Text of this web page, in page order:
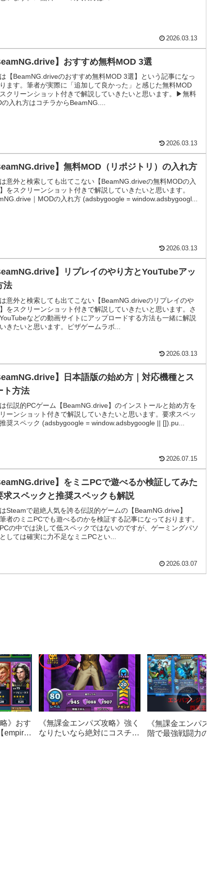
2026.03.13
】おすすめ無料MOD 3選
【BeamNG.driveのおすすめ無料MOD 3選】という記事になっ
ます。筆者が実際に「追加して良かった」と感じた無料MOD
クリーンショット付きで解説していきたいと思います。▶無料
の入れ方はコチラからBeamNG....
2026.03.13
】無料MOD（リポジトリ）の入れ方
意外と検索しても出てこない【BeamNG.driveの無料MODの入
をスクリーンショット付きで解説していきたいと思います。
｜MODの入れ方 (adsbygoogle = window.adsbygoogl...
2026.03.13
】リプレイのやり方とYouTubeアッ
法
意外と検索しても出てこない【BeamNG.driveのリプレイのや
をスクリーンショット付きで解説していきたいと思います。さ
などの動画サイトにアップロードする方法も一緒に解説
きたいと思います。ピザゲームラボ...
2026.03.13
】日本語版の始め方｜対応機種とス
ト方法
伝説的PCゲーム【BeamNG.drive】のインストールと始め方を
ーンショット付きで解説していきたいと思います。要求スペッ
奨スペック (adsbygoogle = window.adsbygoogle || []).pu...
2026.07.15
】をミニPCで遊べるか検証してみた
求スペックと推奨スペックも解説
Steamで超絶人気を誇る伝説的ゲームの【BeamNG.drive】
者のミニPCでも遊べるのかを検証する記事になっております。
の中では決して低スペックではないのですが、ゲーミングパソ
しては確実に力不足なミニPCとい...
2026.03.07
》おす
empires
《無課金エンパズ攻略》強く
なりたいなら絶対にコスチュ
《無課金エンパズ
階で最強戦闘力の